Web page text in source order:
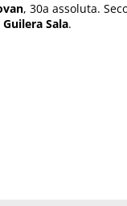
, 30a assoluta.
Sala.